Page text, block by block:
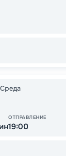
Среда
ОТПРАВЛЕНИЕ
19:00